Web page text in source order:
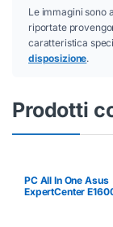
Le immagini sono
riportate
caratteristica
disposizione.
Prodotti
PC All In One Asus
ExpertCenter